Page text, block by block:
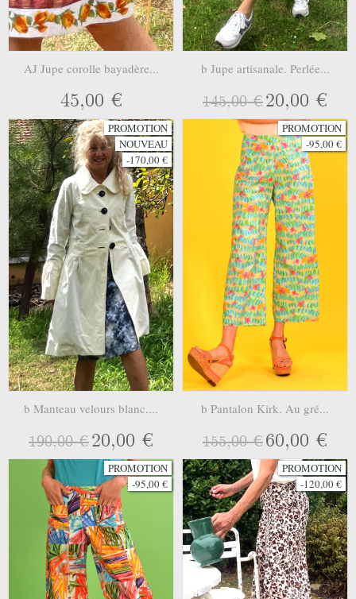
AJ Jupe corolle bayadère...
45,00 €
b Jupe artisanale. Perlée...
145,00 €20,00 €
PROMOTION
NOUVEAU
-170,00 €
b Manteau velours blanc....
190,00 €20,00 €
PROMOTION
-95,00 €
b Pantalon Kirk. Au gré...
155,00 €60,00 €
PROMOTION
-95,00 €
PROMOTION
-120,00 €